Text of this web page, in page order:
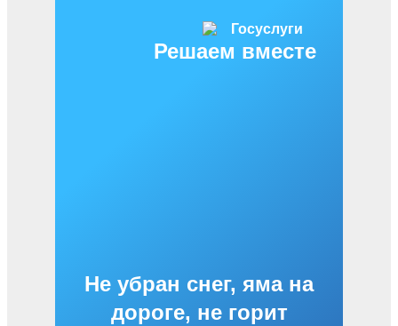
Решаем вместе
Не убран снег, яма на
дороге, не горит